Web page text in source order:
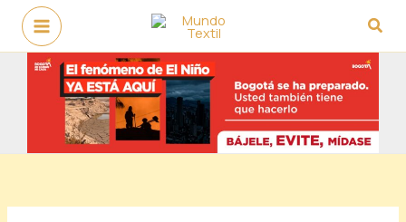
contenido